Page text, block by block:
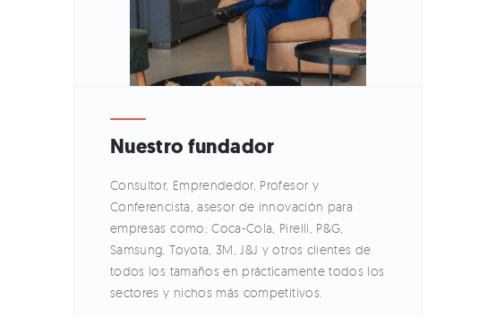
Nuestro fundador
Consultor, Emprendedor, Profesor y
Conferencista, asesor de innovación para
empresas como: Coca-Cola, Pirelli, P&G,
Samsung, Toyota, 3M, J&J y otros clientes de
todos los tamaños en prácticamente todos los
sectores y nichos más competitivos.